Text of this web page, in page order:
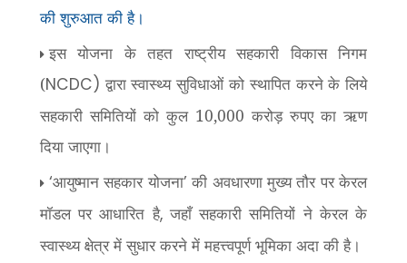
की शुरुआत की है।
इस योजना के तहत राष्ट्रीय सहकारी विकास निगम
(NCDC) द्वारा स्वास्थ्य सुविधाओं को स्थापित करने के लिये
सहकारी समितियों को कुल 10,000 करोड़ रुपए का ऋण
दिया जाएगा।
‘आयुष्मान सहकार योजना’की अवधारणा मुख्य तौर पर केरल
मॉडल पर आधारित है, जहाँ सहकारी समितियों ने केरल के
स्वास्थ्य क्षेत्र में सुधार करने में महत्त्वपूर्ण भूमिका अदा की है।